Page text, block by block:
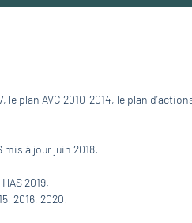
plan AVC 2010-2014, le plan
à jour juin 2018.
2019.
2016, 2020.